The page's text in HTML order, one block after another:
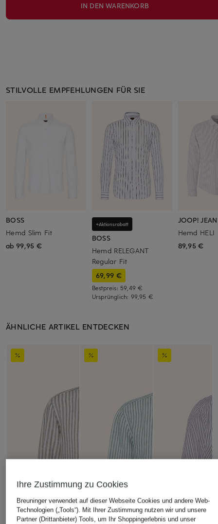
IN DEN WARENKORB
STILVOLLE EMPFEHLUNGEN FÜR SIE
BOSS
Hemd Slim Fit
ab 99,95 €
+Aktionsrabatt
BOSS
Hemd RELEGANT
Regular Fit
69,99 €
Bestpreis: 59,49 €
Ursprünglich: 99,95 €
JOOP!
Hemd HELI
89,95 €
ÄHNLICHE ARTIKEL ENTDECKEN
Ihre Zustimmung zu Cookies
Breuninger verwendet auf dieser Webseite Cookies und andere Web-
Technologien („Tools“). Mit Ihrer Zustimmung nutzen wir und unsere
Partner (Drittanbieter) Tools, um Ihr Shoppingerlebnis und unser